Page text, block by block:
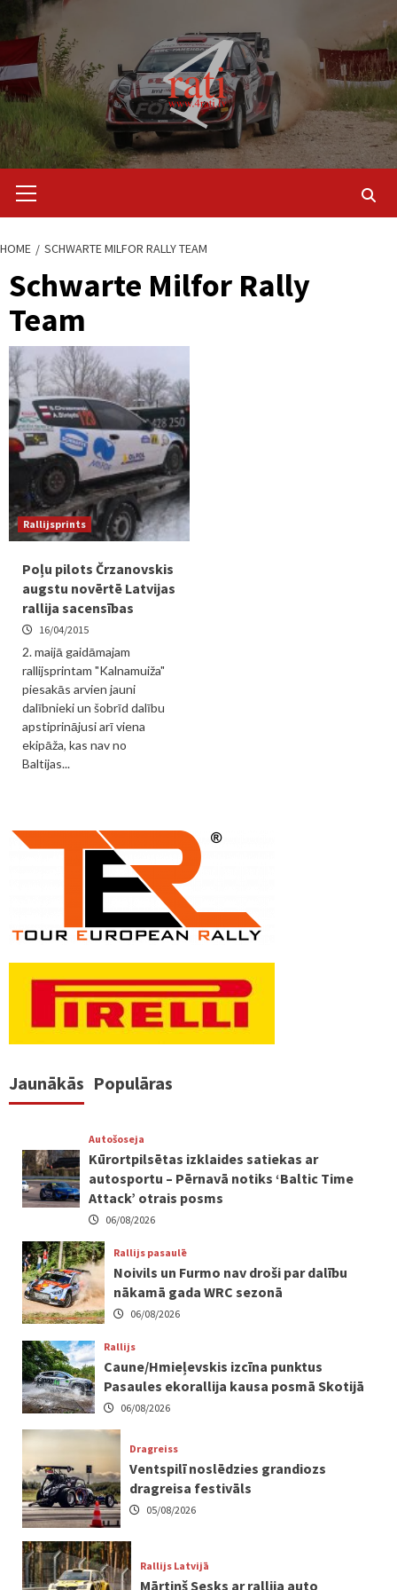
content
Menu
HOME SCHWARTE MILFOR RALLY TEAM
Schwarte Milfor Rally
Team
Rallijsprints
Poļu pilots Črzanovskis
augstu novērtē Latvijas
rallija sacensības
16/04/2015
2. maijā gaidāmajam
rallijsprintam "Kalnamuiža"
piesakās arvien jauni
dalībnieki un šobrīd dalību
apstiprinājusi arī viena
ekipāža, kas nav no
Baltijas...
Jaunākās Populāras
Autošoseja
Kūrortpilsētas izklaides satiekas ar
autosportu – Pērnavā notiks ‘Baltic Time
Attack’ otrais posms
06/08/2026
Rallijs pasaulē
Noivils un Furmo nav droši par dalību
nākamā gada WRC sezonā
06/08/2026
Rallijs
Caune/Hmieļevskis izcīna punktus
Pasaules ekorallija kausa posmā Skotijā
06/08/2026
Dragreiss
Ventspilī noslēdzies grandiozs
dragreisa festivāls
05/08/2026
Rallijs Latvijā
Mārtiņš Sesks ar rallija auto